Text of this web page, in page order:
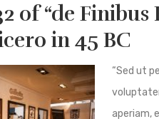
of “de
in 45 BC
“Sed ut
aperiam,